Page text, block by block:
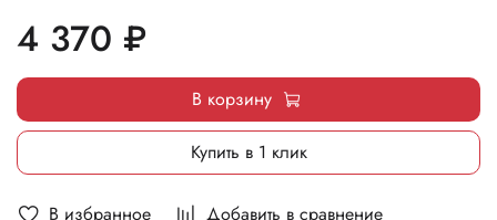
В избранное Добавить в сравнение
4 370 ₽
В корзину
Купить в 1 клик